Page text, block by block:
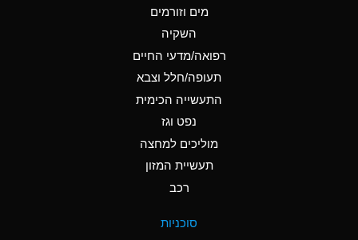
Ammonium Hydroxide
D
Ammonium Nitrate
Ammonium Nitrite
Ammonium Persulfate
מים וזורמים
השקיה
רפואה/מדעי החיים
תעופה/חלל וצבא
התעשייה הכימית
נפט וגז
מוליכים למחצה
תעשיית המזון
רכב
סוכניות